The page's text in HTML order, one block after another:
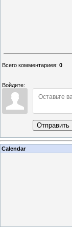
Всего комментариев: 0
Войдите:
Отправить
Calendar